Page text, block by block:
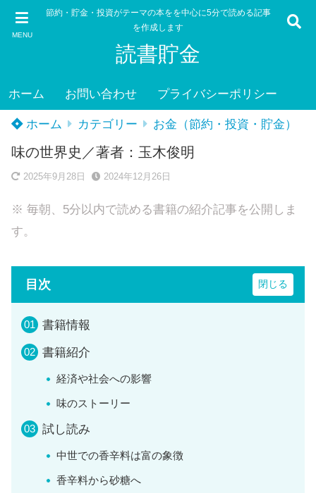
MENU
節約・貯金・投資がテーマの本をを中心に5分で読める記事
を作成します
読書貯金
ホーム お問い合わせ プライバシーポリシー
ホーム カテゴリー お金（節約・投資・貯金）
味の世界史／著者：玉木俊明
2025年9月28日 2024年12月26日
※ 毎朝、5分以内で読める書籍の紹介記事を公開しま
す。
目次
書籍情報
書籍紹介
経済や社会への影響
味のストーリー
試し読み
中世での香辛料は富の象徴
香辛料から砂糖へ